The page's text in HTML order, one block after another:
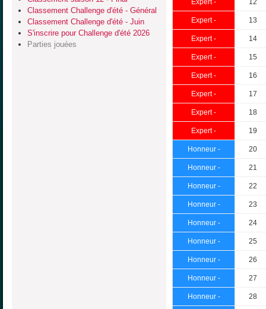
Classement Challenge d'été - Général
Classement Challenge d'été - Juin
S'inscrire pour Challenge d'été 2026
Parties jouées
Expert - 12
Expert - 13
Expert - 14
Expert - 15
Expert - 16
Expert - 17
Expert - 18
Expert - 19
Honneur - 20
Honneur - 21
Honneur - 22
Honneur - 23
Honneur - 24
Honneur - 25
Honneur - 26
Honneur - 27
Honneur - 28